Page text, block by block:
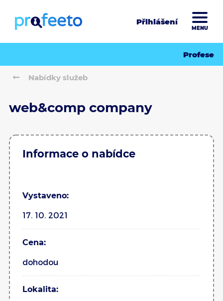
Přihlášení
MENU
Profese
Nabídky služeb
web&comp company
Informace o nabídce
Vystaveno:
17. 10. 2021
Cena:
dohodou
Lokalita: